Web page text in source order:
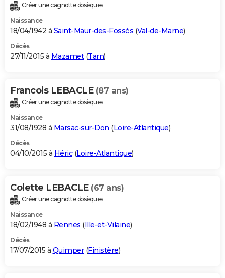
Créer une cagnotte obsèques
Naissance
18/04/1942 à Saint-Maur-des-Fossés (Val-de-Marne)
Décès
27/11/2015 à Mazamet(Tarn)
Francois LEBACLE (87 ans)
Créer une cagnotte obsèques
Naissance
31/08/1928 à Marsac-sur-Don (Loire-Atlantique)
Décès
04/10/2015 à Héric(Loire-Atlantique)
Colette LEBACLE (67 ans)
Créer une cagnotte obsèques
Naissance
18/02/1948 à Rennes (Ille-et-Vilaine)
Décès
17/07/2015 à Quimper(Finistère)